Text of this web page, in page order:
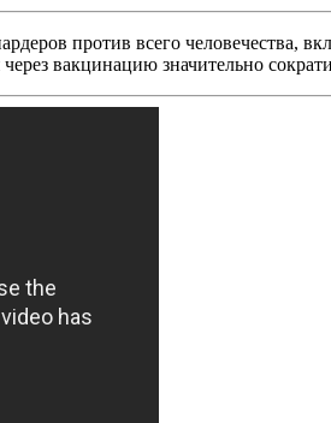
против всего человечества,
вакцинацию значительно